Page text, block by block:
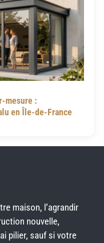
mesure :
en Île-de-France
maison, l’agrandir
nouvelle,
pilier, sauf si votre